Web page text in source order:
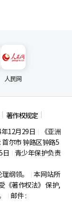
人民网
著作权规定
12月29日
《亚洲
首尔市钟路区钟路5
日
青少年保护负责
纲领。
本网站所
《著作权法》 保护,
邮件 :